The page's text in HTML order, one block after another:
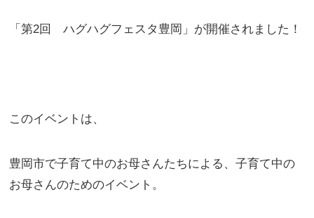
「第2回 ハグハグフェスタ豊岡」が開催されました！
このイベントは、
豊岡市で子育て中のお母さんたちによる、子育て中の
お母さんのためのイベント。